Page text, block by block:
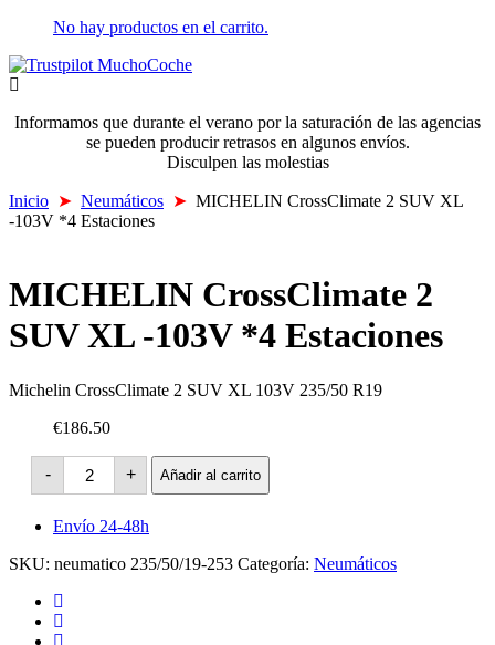
No hay productos en el carrito.
Informamos que durante el verano por la saturación de las agencias
se pueden producir retrasos en algunos envíos.
Disculpen las molestias
Inicio ➤ Neumáticos ➤ MICHELIN CrossClimate 2 SUV XL
-103V *4 Estaciones
MICHELIN CrossClimate 2
SUV XL -103V *4 Estaciones
Michelin CrossClimate 2 SUV XL 103V 235/50 R19
€186.50
-
MICHELIN
CrossClimate
2
SUV
XL
*4
+ Añadir al carrito
Envío 24-48h
SKU: neumatico 235/50/19-253 Categoría: Neumáticos